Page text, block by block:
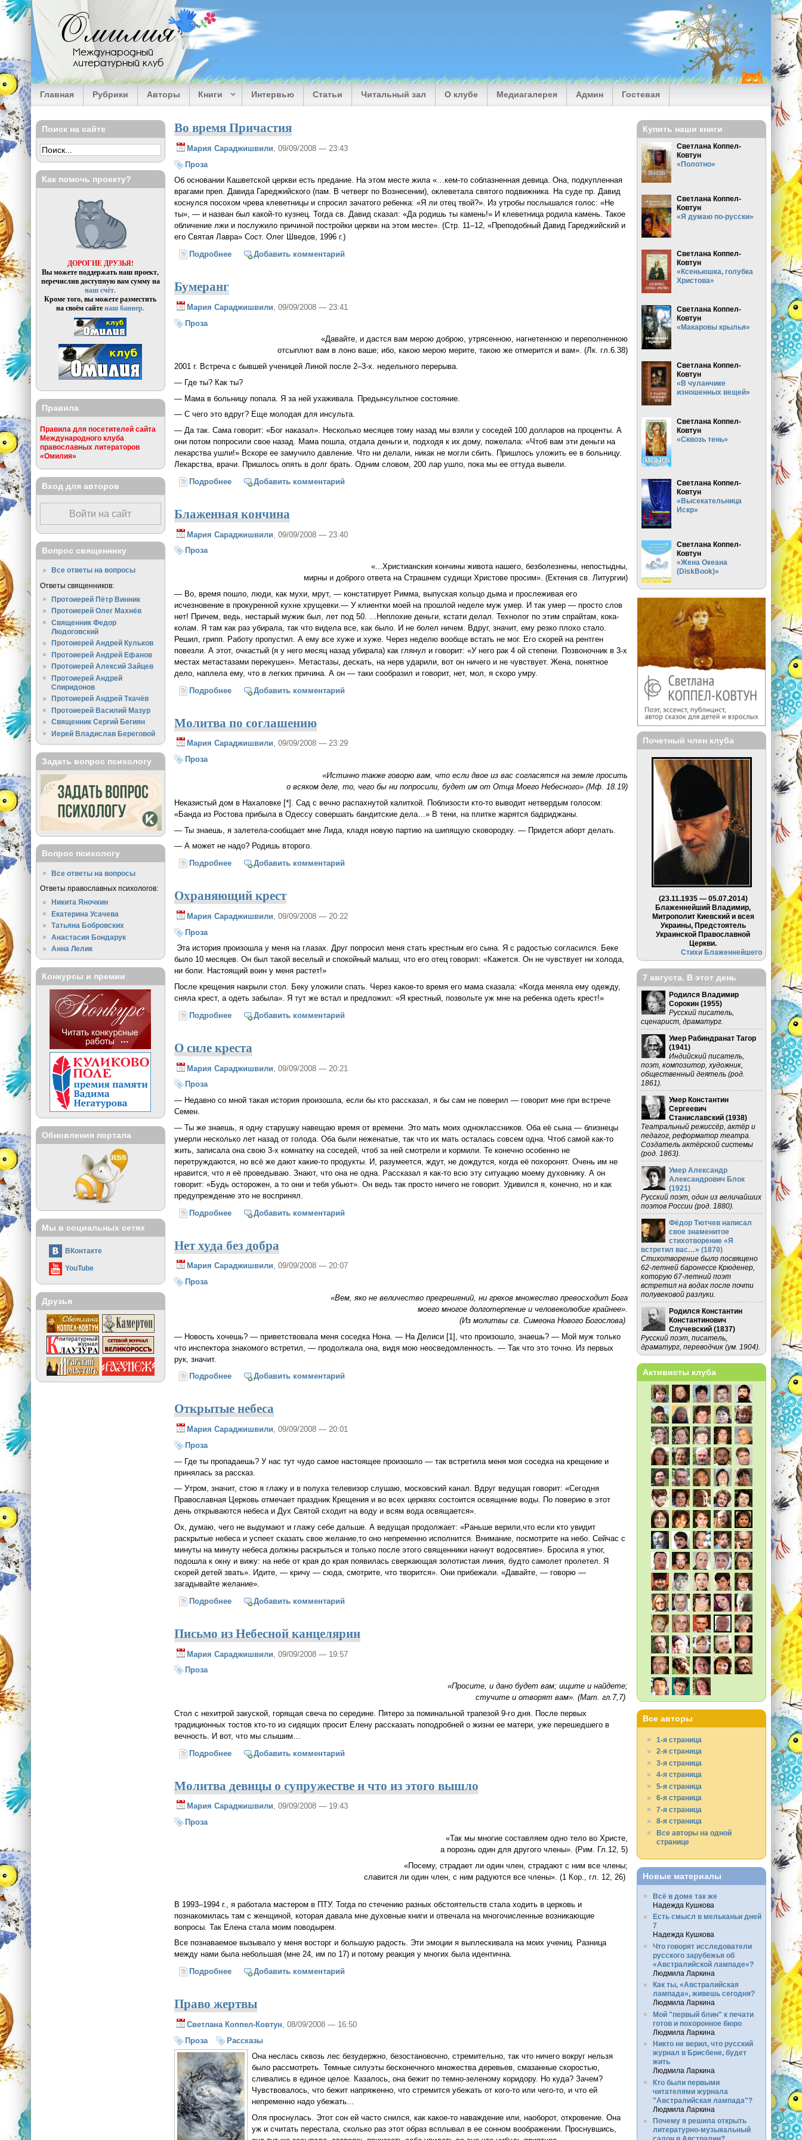
Перейти к основному содержанию
Омилия
Международный
литературный клуб
Главная Рубрики Авторы Книги Интервью Статьи Читальный зал О клубе Медиагалерея Админ Гостевая
Во время Причастия
Мария Сараджишвили , 09/09/2008 — 23:43
Проза
Об основании Кашветской церкви есть предание. На этом месте жила «…кем-то соблазненная девица. Она, подкупленная
врагами преп. Давида Гареджийского (пам. В четверг по Вознесении), оклеветала святого подвижника. На суде пр. Давид
коснулся посохом чрева клеветницы и спросил зачатого ребенка: «Я ли отец твой?». Из утробы послышался голос: «Не
ты», — и назван был какой-то кузнец. Тогда св. Давид сказал: «Да родишь ты камень!» И клеветница родила камень. Такое
обличение лжи и послужило причиной постройки церкви на этом месте». (Стр. 11–12, «Преподобный Давид Гареджийский и
его Святая Лавра» Сост. Олег Шведов, 1996 г.)
Подробнеео Во время Причастия
Добавить комментарий
Бумеранг
Мария Сараджишвили , 09/09/2008 — 23:41
Проза
«Давайте, и дастся вам мерою доброю, утрясенною, нагнетенною и переполненною
отсыплют вам в лоно ваше; ибо, какою мерою мерите, такою же отмерится и вам». (Лк. гл.6.38)
2001 г. Встреча c бывшей ученицей Линой после 2–3-х. недельного перерыва.
— Где ты? Как ты?
— Мама в больницу попала. Я за ней ухаживала. Предынсультное состояние.
— С чего это вдруг? Еще молодая для инсульта.
— Да так. Сама говорит: «Бог наказал». Несколько месяцев тому назад мы взяли у соседей 100 долларов на проценты. А
они потом попросили свое назад. Мама пошла, отдала деньги и, подходя к их дому, пожелала: «Чтоб вам эти деньги на
лекарства ушли!» Вскоре ее замучило давление. Что ни делали, никак не могли сбить. Пришлось уложить ее в больницу.
Лекарства, врачи. Пришлось опять в долг брать. Одним словом, 200 лар ушло, пока мы ее оттуда вывели.
Подробнеео БумерангДобавить комментарий
Блаженная кончина
Мария Сараджишвили , 09/09/2008 — 23:40
Проза
«...Христианския кончины живота нашего, безболезнены, непостыдны,
мирны и доброго ответа на Страшнем судищи Христове просим». (Ектения св. Литургии)
— Во, время пошло, люди, как мухи, мрут, — констатирует Римма, выпуская кольцо дыма и прослеживая его
исчезновение в прокуренной кухне хрущевки.— У клиентки моей на прошлой неделе муж умер. И так умер — просто слов
нет! Причем, ведь, нестарый мужик был, лет под 50. ...Неплохие деньги, кстати делал. Технолог по этим спрайтам, кока-
колам. Я там как раз убирала, так что видела все, как было. И не болел ничем. Вдруг, значит, ему резко плохо стало.
Решил, грипп. Работу пропустил. А ему все хуже и хуже. Через неделю вообще встать не мог. Его скорей на рентген
повезли. А этот, очкастый (я у него месяц назад убирала) как глянул и говорит: «У него рак 4 ой степени. Позвоночник в 3-х
местах метастазами перекушен». Метастазы, дескать, на нерв ударили, вот он ничего и не чувствует. Жена, понятное
дело, наплела ему, что в легких причина. А он — таки сообразил и говорит, нет, мол, я скоро умру.
Подробнеео Блаженная кончина
Добавить комментарий
Молитва по соглашению
Мария Сараджишвили, 09/09/2008 — 23:29
Проза
«Истинно также говорю вам, что если двое из вас согласятся на земле просить
о всяком деле, то, чего бы ни попросили, будет им от Отца Моего Небесного» (Мф. 18.19)
Неказистый дом в Нахаловке [*]. Сад с вечно распахнутой калиткой. Поблизости кто-то выводит нетвердым голосом:
«Банда из Ростова прибыла в Одессу совершать бандитские дела…» В тени, на плитке жарятся бадриджаны.
— Ты знаешь, я залетела-сообщает мне Лида, кладя новую партию на шипящую сковородку. — Придется аборт делать.
— А может не надо? Родишь второго.
Подробнеео Молитва по соглашению
Добавить комментарий
Охраняющий крест
Мария Сараджишвили , 09/09/2008 — 20:22
Проза
Эта история произошла у меня на глазах. Друг попросил меня стать крестным его сына. Я с радостью согласился. Беке
было 10 месяцев. Он был такой веселый и спокойный малыш, что его отец говорил: «Кажется. Он не чувствует ни холода,
ни боли. Настоящий воин у меня растет!»
После крещения накрыли стол. Беку уложили спать. Через какое-то время его мама сказала: «Когда меняла ему одежду,
сняла крест, а одеть забыла». Я тут же встал и предложил: «Я крестный, позвольте уж мне на ребенка одеть крест!»
Подробнеео Охраняющий крест
Добавить комментарий
О силе креста
Мария Сараджишвили , 09/09/2008 — 20:21
Проза
— Недавно со мной такая история произошла, если бы кто рассказал, я бы сам не поверил — говорит мне при встрече
Семен.
— Ты же знаешь, я одну старушку навещаю время от времени. Это мать моих одноклассников. Оба её сына — близнецы
умерли несколько лет назад от голода. Оба были неженатые, так что их мать осталась совсем одна. Чтоб самой как-то
жить, записала она свою 3-х комнатку на соседей, чтоб за ней смотрели и кормили. Те конечно особенно не
перетруждаются, но всё же дают какие-то продукты. И, разумеется, ждут, не дождутся, когда её похоронят. Очень им не
нравится, что я её проведываю. Знают, что она не одна. Рассказал я как-то всю эту ситуацию моему духовнику. А он
говорит: «Будь осторожен, а то они и тебя убьют». Он ведь так просто ничего не говорит. Удивился я, конечно, но и как
предупреждение это не воспринял.
Подробнеео О силе креста
Добавить комментарий
Нет худа без добра
Мария Сараджишвили, 09/09/2008 — 20:07
Проза
«Вем, яко не величество прегрешений, ни грехов множество превосходит Бога
моего многое долготерпение и человеколюбие крайнее».
(Из молитвы св. Симеона Нового Богослова)
— Новость хочешь? — приветствовала меня соседка Нона. — На Делиси [1], что произошло, знаешь? — Мой муж только
что инспектора знакомого встретил, — продолжала она, видя мою неосведомленность. — Так что это точно. Из первых
рук, значит.
Подробнеео Нет худа без добра
Добавить комментарий
Открытые небеса
Мария Сараджишвили, 09/09/2008 — 20:01
Проза
— Где ты пропадаешь? У нас тут чудо самое настоящее произошло — так встретила меня моя соседка на крещение и
принялась за рассказ.
— Утром, значит, стою я глажу и в полуха телевизор слушаю, московский канал. Вдруг ведущая говорит: «Сегодня
Православная Церковь отмечает праздник Крещения и во всех церквях состоится освящение воды. По поверию в этот
день открываются небеса и Дух Святой сходит на воду и всям вода освящается».
Ох, думаю, чего не выдумают и глажу себе дальше. А ведущая продолжает: «Раньше верили,что если кто увидит
раскрытые небеса и успеет сказать свое желание,то оно непременно исполнится. Внимание, посмотрите на небо. Сейчас с
минуты на минуту небеса должны раскрыться и только после этого священники начнут водосвятие». Бросила я утюг,
подошла к окну и вижу: на небе от края до края появилась сверкающая золотистая линия, будто самолет пролетел. Я
скорей детей звать». Идите, — кричу — сюда, смотрите, что творится». Они прибежали. «Давайте, — говорю —
загадывайте желание».
Подробнеео Открытые небеса
Добавить комментарий
Письмо из Небесной канцелярии
Мария Сараджишвили , 09/09/2008 — 19:57
Проза
«Просите, и дано будет вам; ищите и найдете;
стучите и отворят вам». (Мат. гл.7,7)
Стол с нехитрой закуской, горящая свеча по середине. Пятеро за поминальной трапезой 9-го дня. После первых
традиционных тостов кто-то из сидящих просит Елену рассказать поподробней о жизни ее матери, уже перешедшего в
вечность. И вот, что мы слышим…
Подробнеео Письмо из Небесной канцелярии
Добавить комментарий
Молитва девицы о супружестве и что из этого вышло
Мария Сараджишвили, 09/09/2008 — 19:43
Проза
«Так мы многие составляем одно тело во Христе,
а порознь один для другого члены». (Рим. Гл.12, 5)
«Посему, страдает ли один член, страдают с ним все члены;
славится ли один член, с ним радуются все члены». (1 Кор., гл. 12, 26)
В 1993–1994 г., я работала мастером в ПТУ. Тогда по стечению разных обстоятельств стала ходить в церковь и
познакомилась там с женщиной, которая давала мне духовные книги и отвечала на многочисленные возникающие
вопросы. Так Елена стала моим поводырем.
Все познаваемое вызывало у меня восторг и большую радость. Эти эмоции я выплескивала на моих учениц. Разница
между нами была небольшая (мне 24, им по 17) и потому реакция у многих была идентична.
Подробнеео Молитва девицы о супружестве и что из этого вышло
Добавить комментарий
Право жертвы
Светлана Коппел-Ковтун , 08/09/2008 — 16:50
Проза
Рассказы
Она неслась сквозь лес безудержно, безостановочно, стремительно, так что ничего вокруг нельзя
было рассмотреть. Темные силуэты бесконечного множества деревьев, смазанные скоростью,
сливались в единое целое. Казалось, она бежит по темно-зеленому коридору. Но куда? Зачем?
Чувствовалось, что бежит напряженно, что стремится убежать от кого-то или чего-то, и что ей
непременно надо убежать...
Оля проснулась. Этот сон ей часто снился, как какое-то наваждение или, наоборот, откровение. Она
уж и считать перестала, сколько раз этот образ всплывал в ее сонном воображении. Проснувшись,
Поиск на сайте
Как помочь проекту?
ДОРОГИЕ ДРУЗЬЯ!
Вы можете поддержать наш проект,
перечислив доступную вам сумму на
наш счёт.
Кроме того, вы можете разместить
на своём сайтенаш баннер.
Правила
Правила для посетителей сайта
Международного клуба
православных литераторов
«Омилия»
Вход для авторов
Войти на сайт
Вопрос священнику
Все ответы на вопросы
Ответы священников:
Протоиерей Пётр Винник
Протоиерей Олег Махнёв
Священник Федор
Людоговский
Протоиерей Андрей Кульков
Протоиерей Андрей Ефанов
Протоиерей Алексий Зайцев
Протоиерей Андрей
Спиридонов
Протоиерей Андрей Ткачёв
Протоиерей Василий Мазур
Священник Сергий Бегиян
Иерей Владислав Береговой
Задать вопрос психологу
Вопрос психологу
Все ответы на вопросы
Ответы православных психологов:
Никита Яночкин
Екатерина Усачева
Татьяна Бобровских
Анастасия Бондарук
Анна Лелик
Конкурсы и премии
Обновления портала
Мы в социальных сетях
ВКонтакте
YouTube
Друзья
Купить наши книги
Светлана Коппел-
Ковтун
«Полотно»
Светлана Коппел-
Ковтун
«Я думаю по-русски»
Светлана Коппел-
Ковтун
«Ксеньюшка, голубка
Христова»
Светлана Коппел-
Ковтун
«Макаровы крылья»
Светлана Коппел-
Ковтун
«В чуланчике
изношенных вещей»
Светлана Коппел-
Ковтун
«Сквозь тень»
Светлана Коппел-
Ковтун
«Высекательница
Искр»
Светлана Коппел-
Ковтун
«Жена Океана
(DiskBook)»
Почетный член клуба
(23.11.1935 — 05.07.2014)
Блаженнейший Владимир,
Митрополит Киевский и всея
Украины, Предстоятель
Украинской Православной
Церкви.
Стихи Блаженнейшего
7 августа. В этот день
Родился Владимир
Сорокин (1955)
Русский писатель,
сценарист, драматург.
Умер Рабиндранат Тагор
(1941)
Индийский писатель,
поэт, композитор, художник,
общественный деятель (род.
1861).
Умер Константин
Сергеевич
Станиславский (1938)
Театральный режиссёр, актёр и
педагог, реформатор театра.
Создатель актёрской системы
(род. 1863).
Умер Александр
Александрович Блок
(1921)
Русский поэт, один из величайших
поэтов России (род. 1880).
Фёдор Тютчев написал
свое знаменитое
стихотворение «Я
встретил вас…» (1870)
Стихотворение было посвящено
62-летней баронессе Крюденер,
которую 67-летний поэт
встретил на водах после почти
полувековой разлуки.
Родился Константин
Константинович
Случевский (1837)
Русский поэт, писатель,
драматург, переводчик (ум. 1904).
Активисты клуба
Все авторы
1-я страница
2-я страница
3-я страница
4-я страница
5-я страница
6-я страница
7-я страница
8-я страница
Все авторы на одной
странице
Новые материалы
Всё в доме так же
Надежда Кушкова
Есть смысл в мельканьи дней
7
Надежда Кушкова
Что говорят исследователи
русского зарубежья об
«Австралийской лампаде»?
Людмила Ларкина
Как ты, «Австралийская
лампада», живешь сегодня?
Людмила Ларкина
Мой "первый блин" к печати
готов и похоронное бюро
Людмила Ларкина
Никто не верил, что русский
журнал в Брисбене, будет
жить
Людмила Ларкина
Кто были первыми
читателями журнала
"Австралийская лампада"?
Людмила Ларкина
Почему я решила открыть
литературно-музыкальный